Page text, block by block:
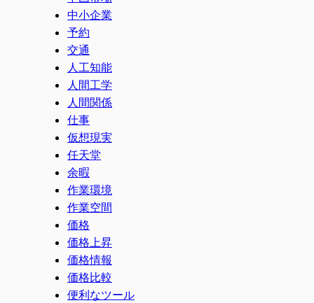
中小企業
予約
交通
人工知能
人間工学
人間関係
仕事
仮想現実
任天堂
余暇
作業環境
作業空間
価格
価格上昇
価格情報
価格比較
便利なツール